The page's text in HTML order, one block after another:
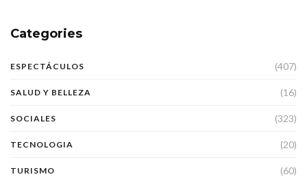
Categories
ESPECTÁCULOS (407)
SALUD Y BELLEZA (16)
SOCIALES (323)
TECNOLOGIA (20)
TURISMO (60)